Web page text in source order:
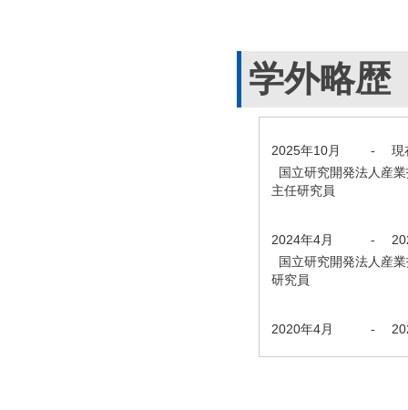
学外略歴
2025年10月 -
現
国立研究開発法人産
主任研究員
2024年4月 -
国立研究開発法人産
研究員
2020年4月 -